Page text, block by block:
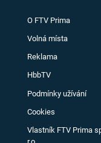
O FTV Prima
Volná místa
Reklama
HbbTV
Podmínky užívání
Cookies
Vlastník FTV Prima